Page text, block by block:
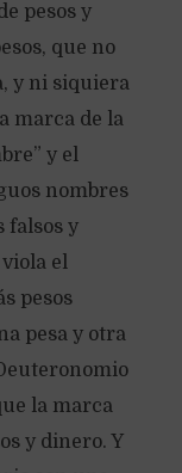
pesos y
que no
y ni siquiera
marca de la
y el
nombres
falsos y
el
pesos
pesa y otra
la marca
y dinero. Y